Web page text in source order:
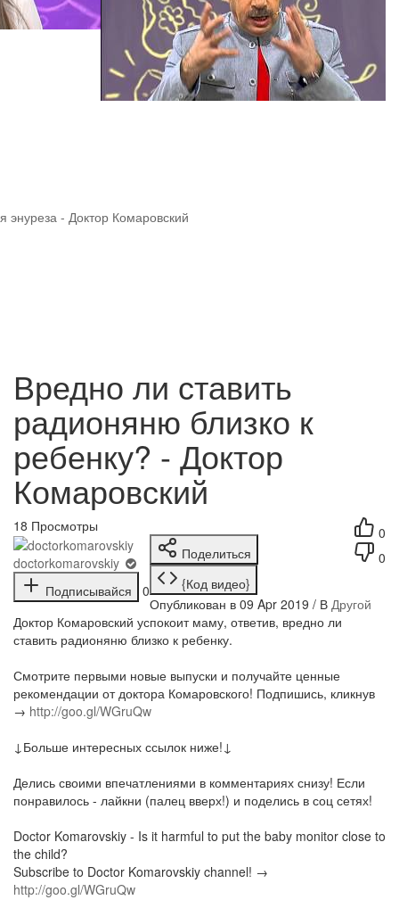
энуреза - Доктор Комаровский
Вредно ли ставить
радионяню близко к
ребенку? - Доктор
Комаровский
0
0
18 Просмотры
doctorkomarovskiy
Подписывайся
0
Поделиться
{Код видео}
Опубликован в 09 Apr 2019 / В Другой
Доктор Комаровский успокоит маму, ответив, вредно ли
ставить радионяню близко к ребенку.
Смотрите первыми новые выпуски и получайте ценные
рекомендации от доктора Комаровского! Подпишись, кликнув
→ http://goo.gl/WGruQw
↓Больше интересных ссылок ниже!↓
Делись своими впечатлениями в комментариях снизу! Если
понравилось - лайкни (палец вверх!) и поделись в соц сетях!
Doctor Komarovskiy - Is it harmful to put the baby monitor close to
the child?
Subscribe to Doctor Komarovskiy channel! →
http://goo.gl/WGruQw